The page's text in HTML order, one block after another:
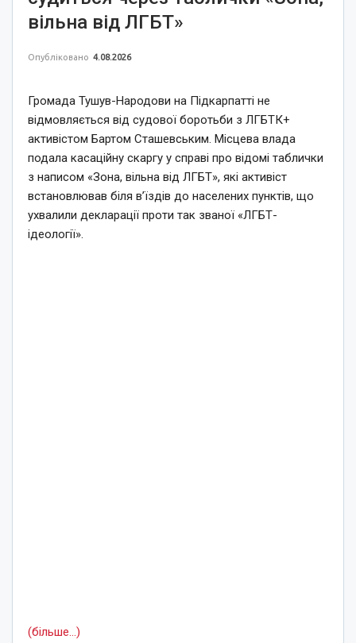
вільна від ЛГБТ»
Опубліковано 4.08.2026
Громада Тушув-Народови на Підкарпатті не
відмовляється від судової боротьби з ЛГБТК+
активістом Бартом Сташевським. Місцева влада
подала касаційну скаргу у справі про відомі таблички
з написом «Зона, вільна від ЛГБТ», які активіст
встановлював біля в’їздів до населених пунктів, що
ухвалили декларації проти так званої «ЛГБТ-
ідеології».
(більше…)